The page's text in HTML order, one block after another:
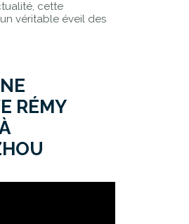
cette
véritable éveil des
RÉMY